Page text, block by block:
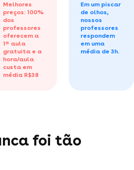
Melhores
preços: 100%
dos
professores
oferecem a
1ª aula
gratuita e a
hora/aula
custa em
média R$38
Em um piscar
de olhos,
nossos
professores
respondem
em uma
média de 3h.
foi tão